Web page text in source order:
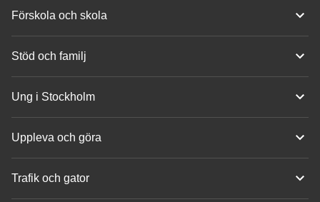
Förskola och skola
Stöd och familj
Ung i Stockholm
Uppleva och göra
Trafik och gator